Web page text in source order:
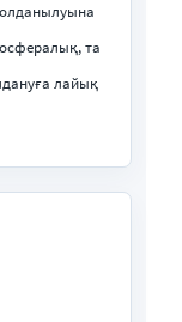
та
лайық